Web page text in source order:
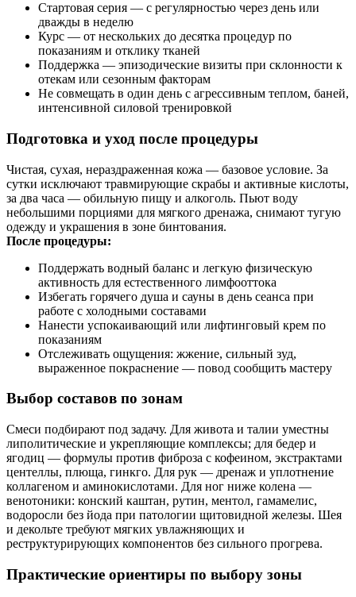
Стартовая серия — с регулярностью через день или
дважды в неделю
Курс — от нескольких до десятка процедур по
показаниям и отклику тканей
Поддержка — эпизодические визиты при склонности к
отекам или сезонным факторам
Не совмещать в один день с агрессивным теплом, баней,
интенсивной силовой тренировкой
Подготовка и уход после процедуры
Чистая, сухая, нераздраженная кожа — базовое условие. За
сутки исключают травмирующие скрабы и активные кислоты,
за два часа — обильную пищу и алкоголь. Пьют воду
небольшими порциями для мягкого дренажа, снимают тугую
одежду и украшения в зоне бинтования.
После процедуры:
Поддержать водный баланс и легкую физическую
активность для естественного лимфооттока
Избегать горячего душа и сауны в день сеанса при
работе с холодными составами
Нанести успокаивающий или лифтинговый крем по
показаниям
Отслеживать ощущения: жжение, сильный зуд,
выраженное покраснение — повод сообщить мастеру
Выбор составов по зонам
Смеси подбирают под задачу. Для живота и талии уместны
липолитические и укрепляющие комплексы; для бедер и
ягодиц — формулы против фиброза с кофеином, экстрактами
центеллы, плюща, гинкго. Для рук — дренаж и уплотнение
коллагеном и аминокислотами. Для ног ниже колена —
венотоники: конский каштан, рутин, ментол, гамамелис,
водоросли без йода при патологии щитовидной железы. Шея
и декольте требуют мягких увлажняющих и
реструктурирующих компонентов без сильного прогрева.
Практические ориентиры по выбору зоны